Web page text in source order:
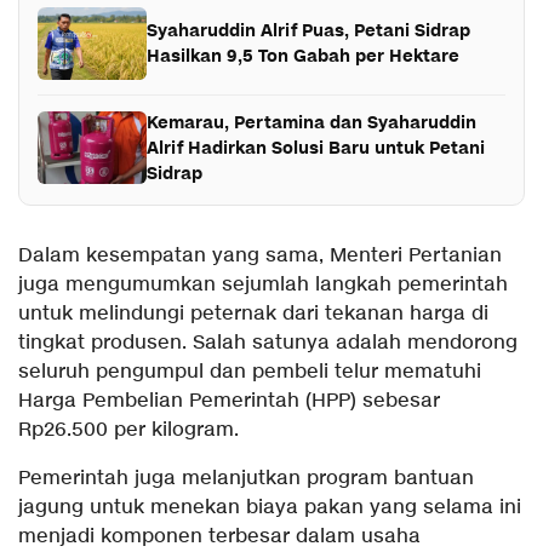
Syaharuddin Alrif Puas, Petani Sidrap
Hasilkan 9,5 Ton Gabah per Hektare
Kemarau, Pertamina dan Syaharuddin
Alrif Hadirkan Solusi Baru untuk Petani
Sidrap
Dalam kesempatan yang sama, Menteri Pertanian
juga mengumumkan sejumlah langkah pemerintah
untuk melindungi peternak dari tekanan harga di
tingkat produsen. Salah satunya adalah mendorong
seluruh pengumpul dan pembeli telur mematuhi
Harga Pembelian Pemerintah (HPP) sebesar
Rp26.500 per kilogram.
Pemerintah juga melanjutkan program bantuan
jagung untuk menekan biaya pakan yang selama ini
menjadi komponen terbesar dalam usaha